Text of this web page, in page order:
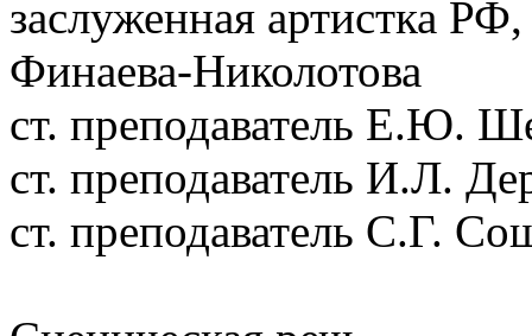
заслуженная артистка
Финаева-Николотова
ст. преподаватель Е.Ю.
ст. преподаватель И.Л.
ст. преподаватель С.Г.